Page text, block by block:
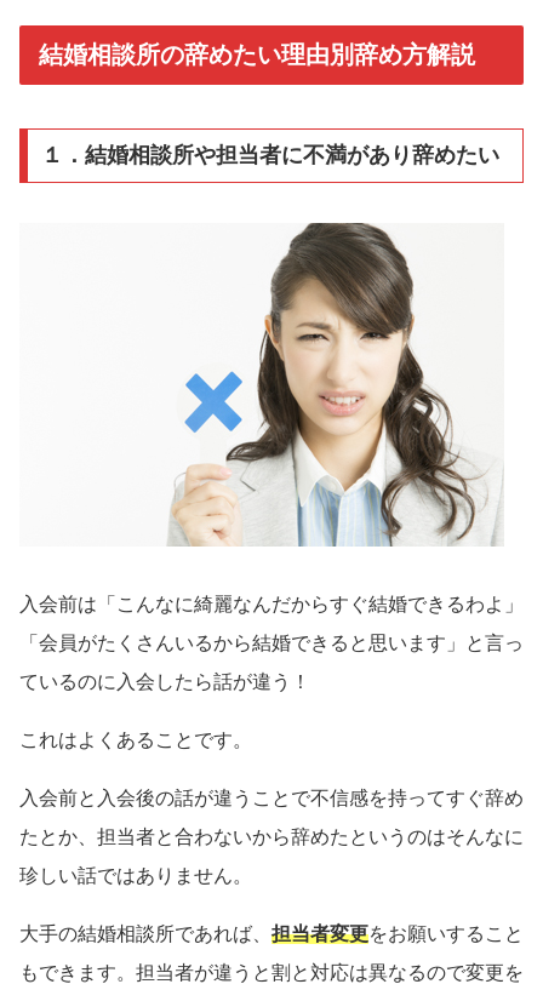
結婚相談所の辞めたい理由別辞め方解説
１．結婚相談所や担当者に不満があり辞めたい
入会前は「こんなに綺麗なんだからすぐ結婚できるわよ」
「会員がたくさんいるから結婚できると思います」と言っ
ているのに入会したら話が違う！
これはよくあることです。
入会前と入会後の話が違うことで不信感を持ってすぐ辞め
たとか、担当者と合わないから辞めたというのはそんなに
珍しい話ではありません。
大手の結婚相談所であれば、 担当者変更をお願いすること
もできます。担当者が違うと割と対応は異なるので変更を